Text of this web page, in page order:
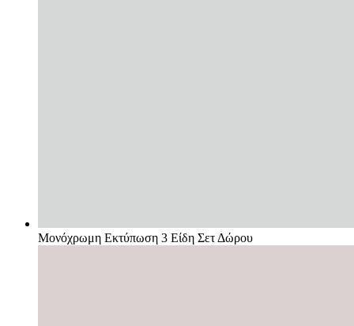
Μονόχρωμη Εκτύπωση 3 Είδη Σετ Δώρου